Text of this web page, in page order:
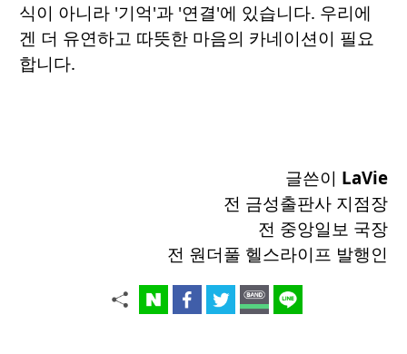
식이 아니라 '기억'과 '연결'에 있습니다. 우리에
겐 더 유연하고 따뜻한 마음의 카네이션이 필요
합니다.
글쓴이 LaVie
전 금성출판사 지점장
전 중앙일보 국장
전 원더풀 헬스라이프 발행인